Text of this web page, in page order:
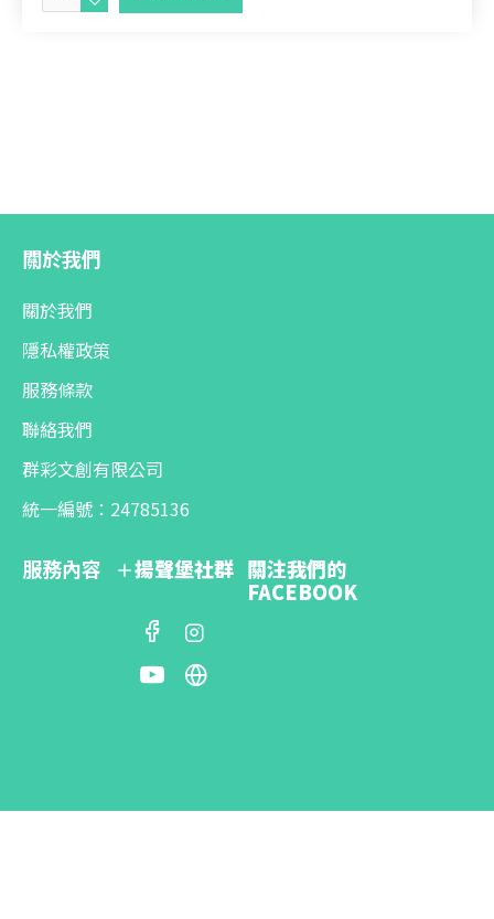
關於我們
關於我們
隱私權政策
服務條款
聯絡我們
群彩文創有限公司
統一編號：24785136
服務內容 揚聲堡社群 關注我們的
FACEBOOK